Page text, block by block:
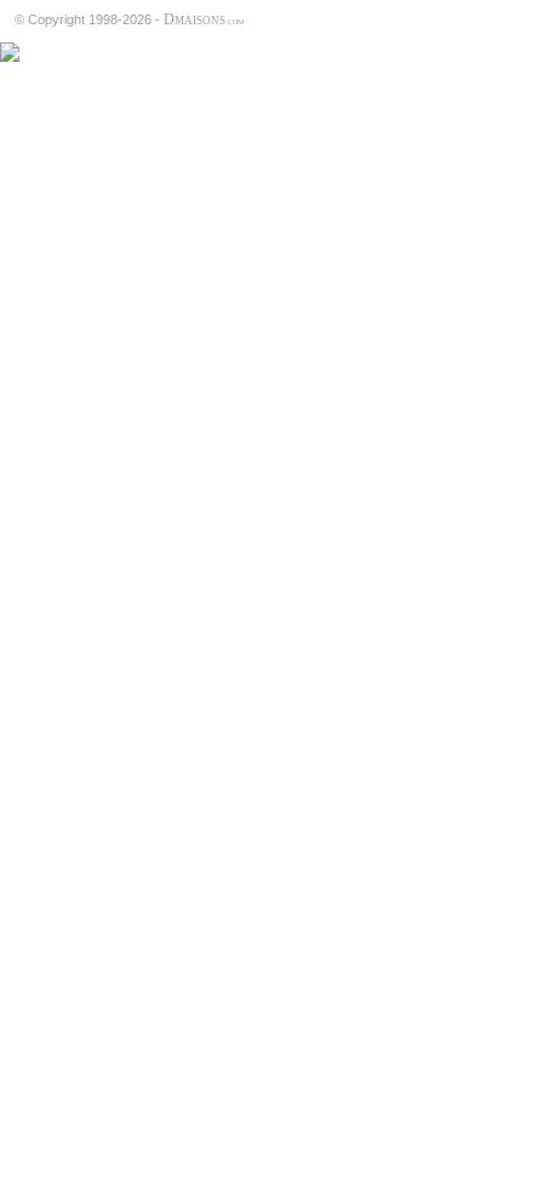
© Copyright 1998-2026 - DMAISONS .COM